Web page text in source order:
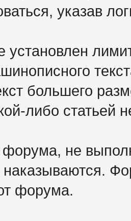
указав
большего
либо статьей
форума, не
форума.